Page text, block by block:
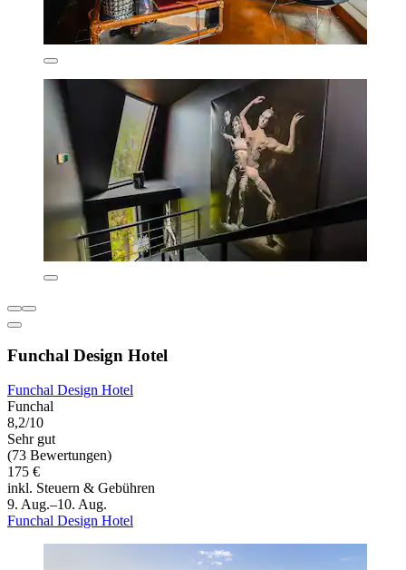
Funchal Design Hotel
Funchal Design Hotel
Funchal
8,2/10
Sehr gut
(73 Bewertungen)
175 €
inkl. Steuern & Gebühren
9. Aug.–10. Aug.
Funchal Design Hotel